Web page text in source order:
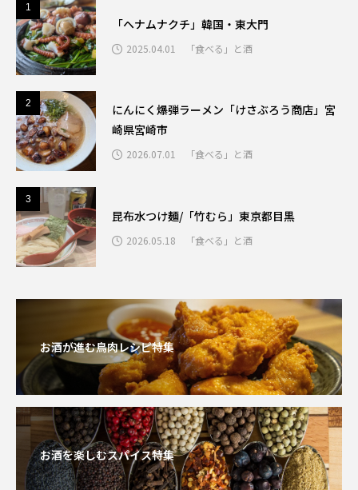
1
「ヘナムナクチ」韓国・東大門
2025.04.01 「食べる」と酒
2
にんにく爆弾ラーメン「けさぶろう商店」宮
崎県宮崎市
2026.07.01 「食べる」と酒
3
昆布水つけ麺/「竹むら」東京都目黒
2026.05.18 「食べる」と酒
お酒が進む鳥肉レシピ特集
お酒を楽しむスパイス特集